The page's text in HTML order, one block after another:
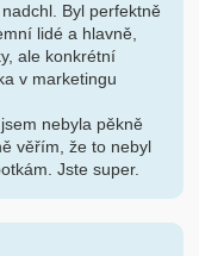
Byl perfektně
lidé a hlavně,
ale konkrétní
v marketingu
nebyla pěkně
věřím, že to nebyl
Jste super.